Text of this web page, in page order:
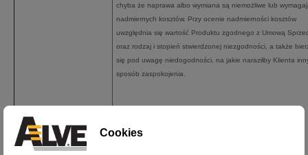
chyba że naprawa albo wymiana są niemożliwe lub
nadmiernych kosztów. Przy ocenie nadmierności kosztów
uwzględnia się wartość Produktu zgodnego z Umową
oraz rodzaj i stopień stwierdzonej niezgodności, a także
się pod uwagę niedogodności, na jakie naraziłby Klienta
sposób zaspokojenia.
Cookies